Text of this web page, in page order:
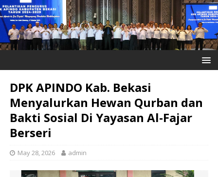
DPK APINDO Kab. Bekasi
Menyalurkan Hewan Qurban dan
Bakti Sosial Di Yayasan Al-Fajar
Berseri
May 28, 2026 admin